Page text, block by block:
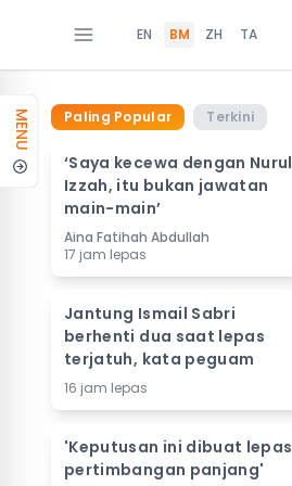
EN BM ZH TA
MENU Paling Popular Terkini
‘Saya kecewa dengan Nurul
Izzah, itu bukan jawatan
main-main’
Aina Fatihah Abdullah
17 jam lepas
Jantung Ismail Sabri
berhenti dua saat lepas
terjatuh, kata peguam
16 jam lepas
'Keputusan ini dibuat lepas
pertimbangan panjang'